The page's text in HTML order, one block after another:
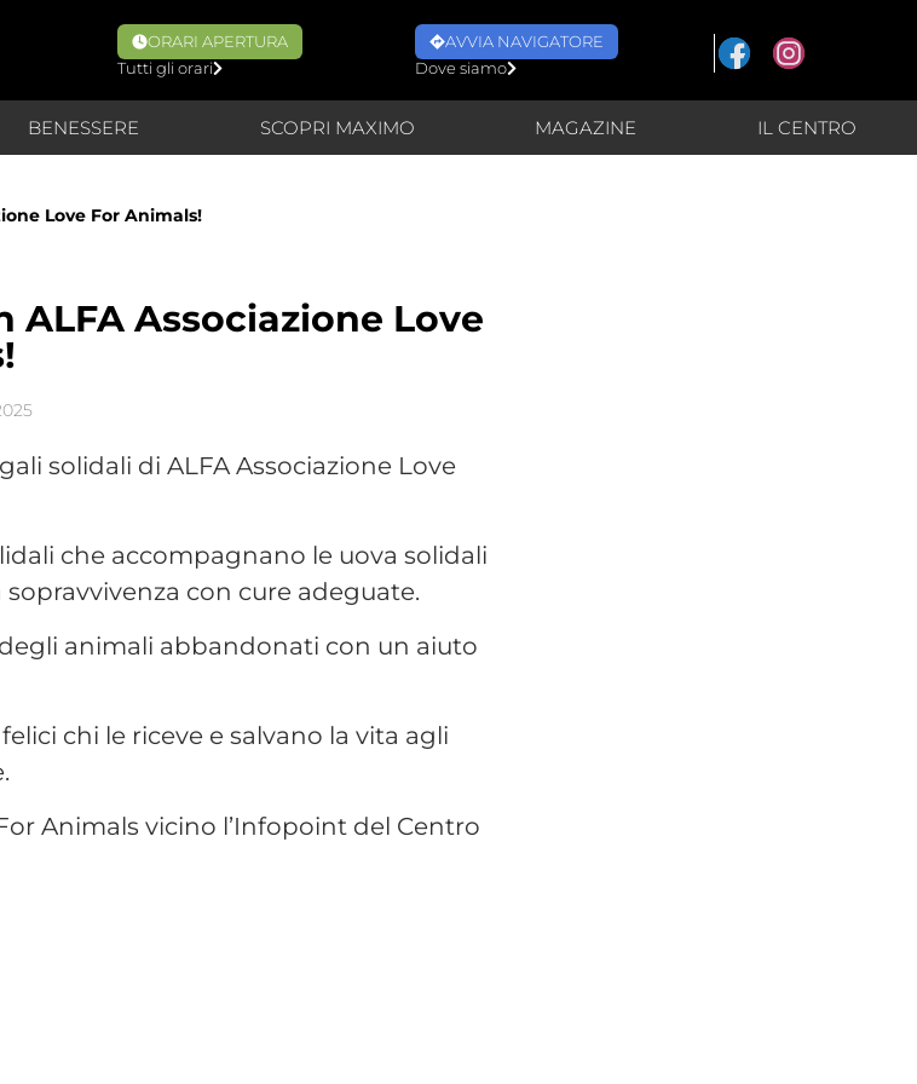
ORARI APERTURA
Tutti gli orari
AVVIA NAVIGATORE
Dove siamo
BENESSERE SCOPRI MAXIMO MAGAZINE IL CENTRO
Love For Animals!
Associazione Love
solidali di ALFA Associazione Love
che accompagnano le uova solidali
con cure adeguate.
animali abbandonati con un aiuto
chi le riceve e salvano la vita agli
Animals vicino l’Infopoint del Centro